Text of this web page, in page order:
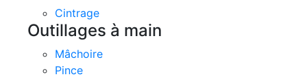
Cintrage
Outillages à main
Mâchoire
Pince